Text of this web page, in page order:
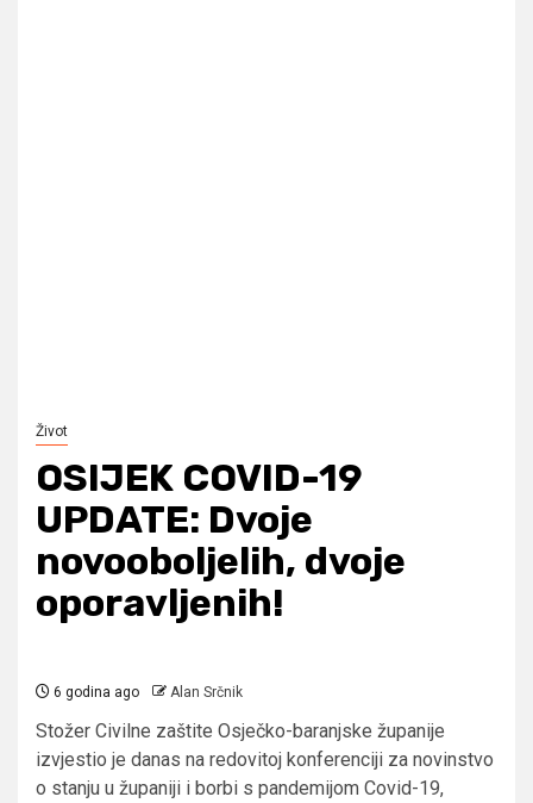
Život
OSIJEK COVID-19
UPDATE: Dvoje
novooboljelih, dvoje
oporavljenih!
6 godina ago Alan Srčnik
Stožer Civilne zaštite Osječko-baranjske županije
izvjestio je danas na redovitoj konferenciji za novinstvo
o stanju u županiji i borbi s pandemijom Covid-19,